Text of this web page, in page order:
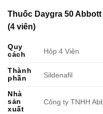
Thuốc Daygra 50
(4 viên)
Quy
cách
Hộp 4 Viên
Thành
phần
Sildenafil
Nhà
sản
xuất
Công ty TNHH